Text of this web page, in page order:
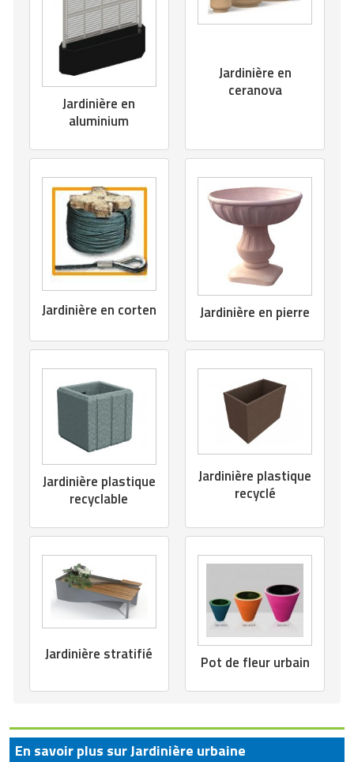
Jardinière en
aluminium
Jardinière en
ceranova
Jardinière en corten Jardinière en pierre
Jardinière plastique
recyclable
Jardinière plastique
recyclé
Jardinière stratifié Pot de fleur urbain
En savoir plus sur Jardinière urbaine